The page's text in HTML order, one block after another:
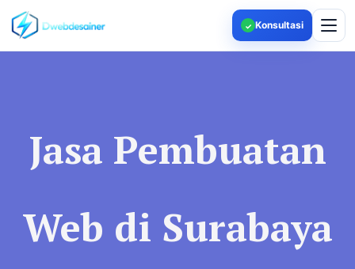
✓ Konsultasi
Jasa Pembuatan
Web di Surabaya